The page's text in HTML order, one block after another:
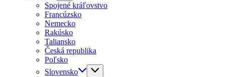
Spojené kráľovstvo
Francúzsko
Nemecko
Rakúsko
Taliansko
Česká republika
Poľsko
Slovensko